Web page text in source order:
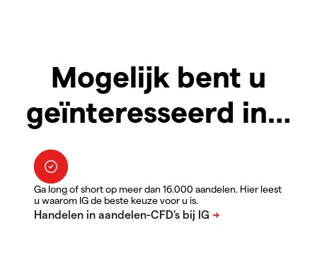
Mogelijk bent u
geïnteresseerd in…
Ga long of short op meer dan 16.000 aandelen. Hier leest
u waarom IG de beste keuze voor u is.